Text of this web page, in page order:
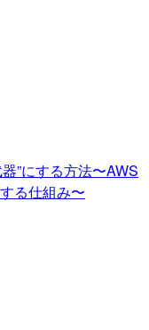
”にする方法〜AWS
る仕組み〜